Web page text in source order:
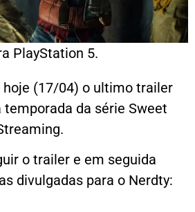
PlayStation 5.
(17/04) o ultimo trailer
temporada da série Sweet
o trailer e em seguida
divulgadas para o Nerdty: